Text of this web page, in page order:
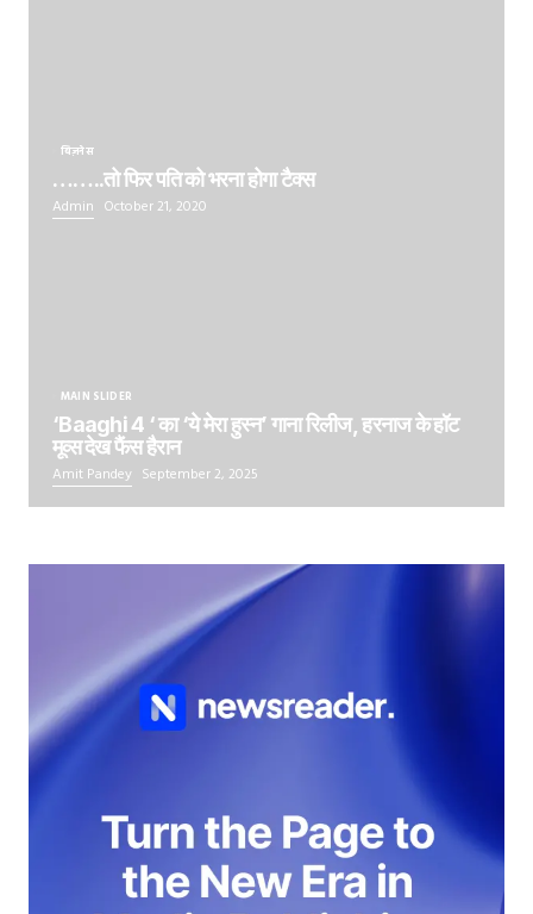
बिज़नेस
……..तो फिर पति को भरना होगा टैक्स
Admin October 21, 2020
MAIN SLIDER
‘Baaghi 4 ‘ का ‘ये मेरा हुस्न’ गाना रिलीज, हरनाज के हॉट
मूव्स देख फैंस हैरान
Amit Pandey September 2, 2025